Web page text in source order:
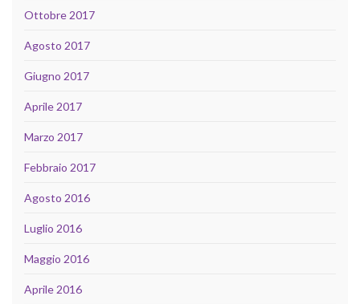
Ottobre 2017
Agosto 2017
Giugno 2017
Aprile 2017
Marzo 2017
Febbraio 2017
Agosto 2016
Luglio 2016
Maggio 2016
Aprile 2016